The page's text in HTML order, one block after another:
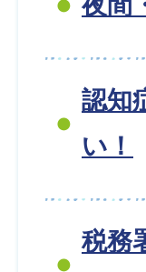
認知
い！
税務